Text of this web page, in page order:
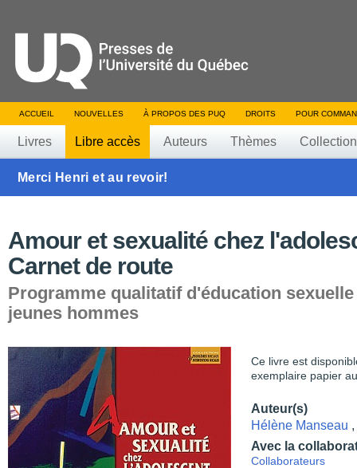
ACCUEIL NOUVELLES À PROPOS DES PUQ DROITS POUR
Livres Libre accès Auteurs Thèmes
Merci Henri et au revoir!
Amour et sexualité chez
Carnet de route
Programme qualitatif d'éducation
jeunes hommes
Ce livre est
exemplaire papier
Auteur(s)
Hélène Manseau ,
Avec la
Collaborateurs